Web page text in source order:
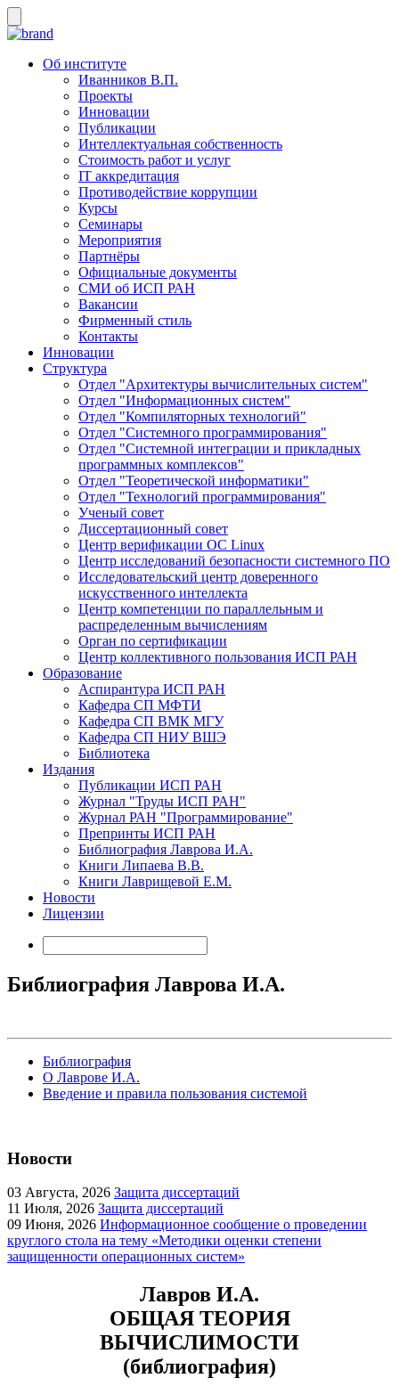
Об институте
Иванников В.П.
Проекты
Инновации
Публикации
Интеллектуальная собственность
Стоимость работ и услуг
IT аккредитация
Противодействие коррупции
Курсы
Семинары
Мероприятия
Партнёры
Официальные документы
СМИ об ИСП РАН
Вакансии
Фирменный стиль
Контакты
Инновации
Структура
Отдел "Архитектуры вычислительных систем"
Отдел "Информационных систем"
Отдел "Компиляторных технологий"
Отдел "Системного программирования"
Отдел "Системной интеграции и прикладных
программных комплексов"
Отдел "Теоретической информатики"
Отдел "Технологий программирования"
Ученый совет
Диссертационный совет
Центр верификации ОС Linux
Центр исследований безопасности системного ПО
Исследовательский центр доверенного
искусственного интеллекта
Центр компетенции по параллельным и
распределенным вычислениям
Орган по сертификации
Центр коллективного пользования ИСП РАН
Образование
Аспирантура ИСП РАН
Кафедра СП МФТИ
Кафедра СП ВМК МГУ
Кафедра СП НИУ ВШЭ
Библиотека
Издания
Публикации ИСП РАН
Журнал "Труды ИСП РАН"
Журнал РАН "Программирование"
Препринты ИСП РАН
Библиография Лаврова И.А.
Книги Липаева В.В.
Книги Лаврищевой Е.М.
Новости
Лицензии
Библиография Лаврова И.А.
Библиография
О Лаврове И.А.
Введение и правила пользования системой
Новости
03 Августа, 2026 Защита диссертаций
11 Июля, 2026 Защита диссертаций
09 Июня, 2026 Информационное сообщение о проведении
круглого стола на тему «Методики оценки степени
защищенности операционных систем»
Лавров И.А.
ОБЩАЯ ТЕОРИЯ
ВЫЧИСЛИМОСТИ
(библиография)